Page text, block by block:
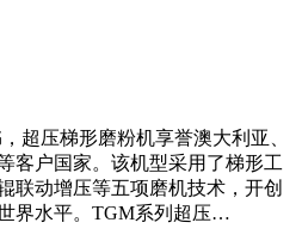
超压梯形磨粉机享誉澳大利亚、
客户国家。该机型采用了梯形工
联动增压等五项磨机技术，开创
界水平。TGM系列超压…